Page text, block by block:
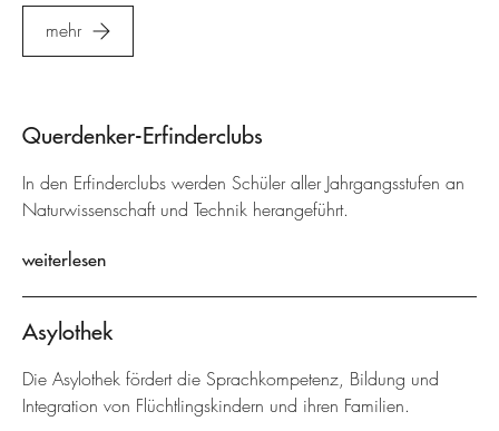
mehr
Querdenker-Erfinderclubs
In den Erfinderclubs werden Schüler aller Jahrgangsstufen an
Naturwissenschaft und Technik herangeführt.
weiterlesen
Asylothek
Die Asylothek fördert die Sprachkompetenz, Bildung und
Integration von Flüchtlingskindern und ihren Familien.